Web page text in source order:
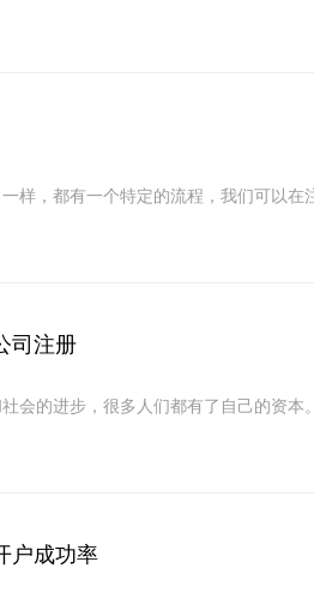
样，都有一个特定的流程，我们可以
司注册
会的进步，很多人们都有了自己的资
户成功率